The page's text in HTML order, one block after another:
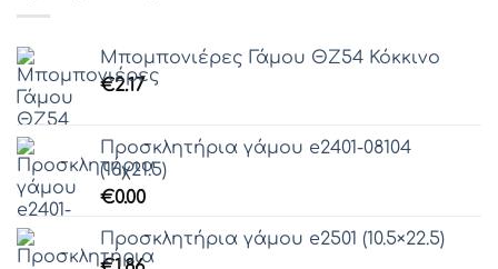
Μπομπονιέρες Γάμου ΘZ54 Κόκκινο
€2.17
Προσκλητήρια γάμου e2401-08104
(16χ21.5)
€0.00
Προσκλητήρια γάμου e2501 (10.5×22.5)